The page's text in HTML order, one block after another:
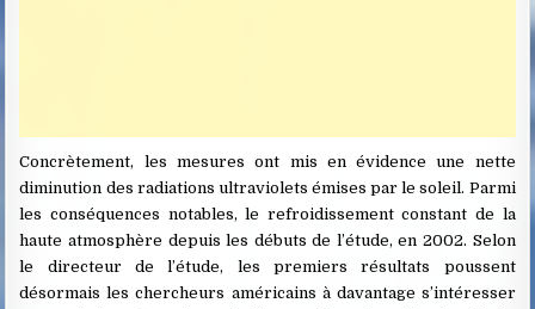
Concrètement, les mesures ont mis en évidence une nette
diminution des radiations ultraviolets émises par le soleil. Parmi
les conséquences notables, le refroidissement constant de la
haute atmosphère depuis les débuts de l’étude, en 2002. Selon
le directeur de l’étude, les premiers résultats poussent
désormais les chercheurs américains à davantage s’intéresser